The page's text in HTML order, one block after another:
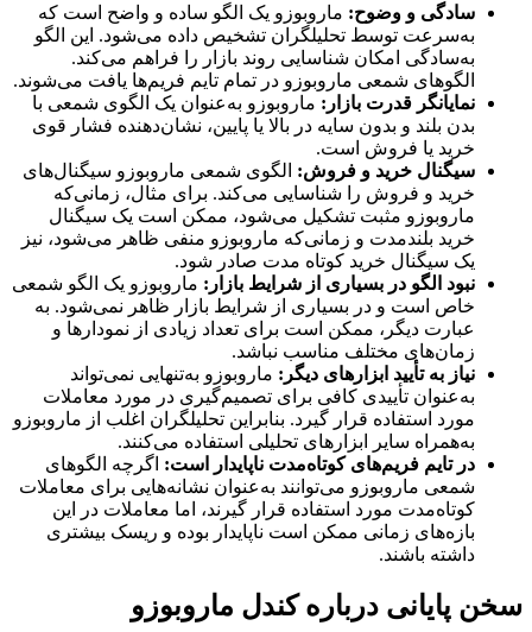
سادگی و وضوح: ماروبوزو یک الگو ساده و واضح است که
به‌سرعت توسط تحلیلگران تشخیص داده می‌شود. این الگو
به‌سادگی امکان شناسایی روند بازار را فراهم می‌کند.
الگوهای شمعی ماروبوزو در تمام تایم فریم‌ها یافت می‌شوند.
نمایانگر قدرت بازار: ماروبوزو به‌عنوان یک الگوی شمعی با
بدن بلند و بدون سایه در بالا یا پایین، نشان‌دهنده فشار قوی
خرید یا فروش است.
سیگنال خرید و فروش: الگوی شمعی ماروبوزو سیگنال‌های
خرید و فروش را شناسایی می‌کند. برای مثال، زمانی‌که
ماروبوزو مثبت تشکیل می‌شود، ممکن است یک سیگنال
خرید بلندمدت و زمانی‌که ماروبوزو منفی ظاهر می‌شود، نیز
یک سیگنال خرید کوتاه مدت صادر شود.
نبود الگو در بسیاری از شرایط بازار: ماروبوزو یک الگو شمعی
خاص است و در بسیاری از شرایط بازار ظاهر نمی‌شود. به
عبارت دیگر، ممکن است برای تعداد زیادی از نمودارها و
زمان‌های مختلف مناسب نباشد.
نیاز به تأیید ابزارهای دیگر: ماروبوزو به‌تنهایی نمی‌تواند
به‌عنوان تأییدی کافی برای تصمیم‌گیری در مورد معاملات
مورد استفاده قرار گیرد. بنابراین تحلیلگران اغلب از ماروبوزو
به‌همراه سایر ابزارهای تحلیلی استفاده می‌کنند.
در تایم فریم‌های کوتاه‌مدت ناپایدار است: اگرچه الگوهای
شمعی ماروبوزو می‌توانند به‌عنوان نشانه‌هایی برای معاملات
کوتاه‌مدت مورد استفاده قرار گیرند، اما معاملات در این
بازه‌های زمانی ممکن است ناپایدار بوده و ریسک بیشتری
داشته باشند.
سخن پایانی درباره کندل ماروبوزو